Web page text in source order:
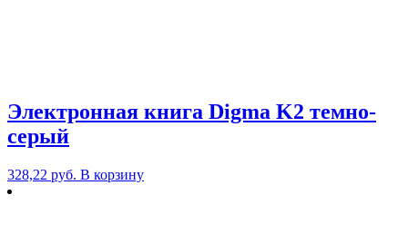
Электронная книга Digma K2 темно-
серый
328,22 руб. В корзину